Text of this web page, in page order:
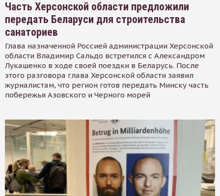
Часть Херсонской области предложили
передать Беларуси для строительства
санаториев
Глава назначенной Россией администрации Херсонской
области Владимир Сальдо встретился с Александром
Лукашенко в ходе своей поездки в Беларусь. После
этого разговора глава Херсонской области заявил
журналистам, что регион готов передать Минску часть
побережья Азовского и Черного морей